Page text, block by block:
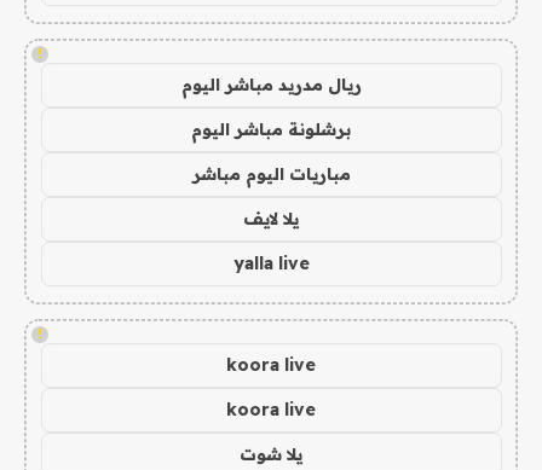
!
ريال مدريد مباشر اليوم
برشلونة مباشر اليوم
مباريات اليوم مباشر
يلا لايف
yalla live
!
koora live
koora live
يلا شوت